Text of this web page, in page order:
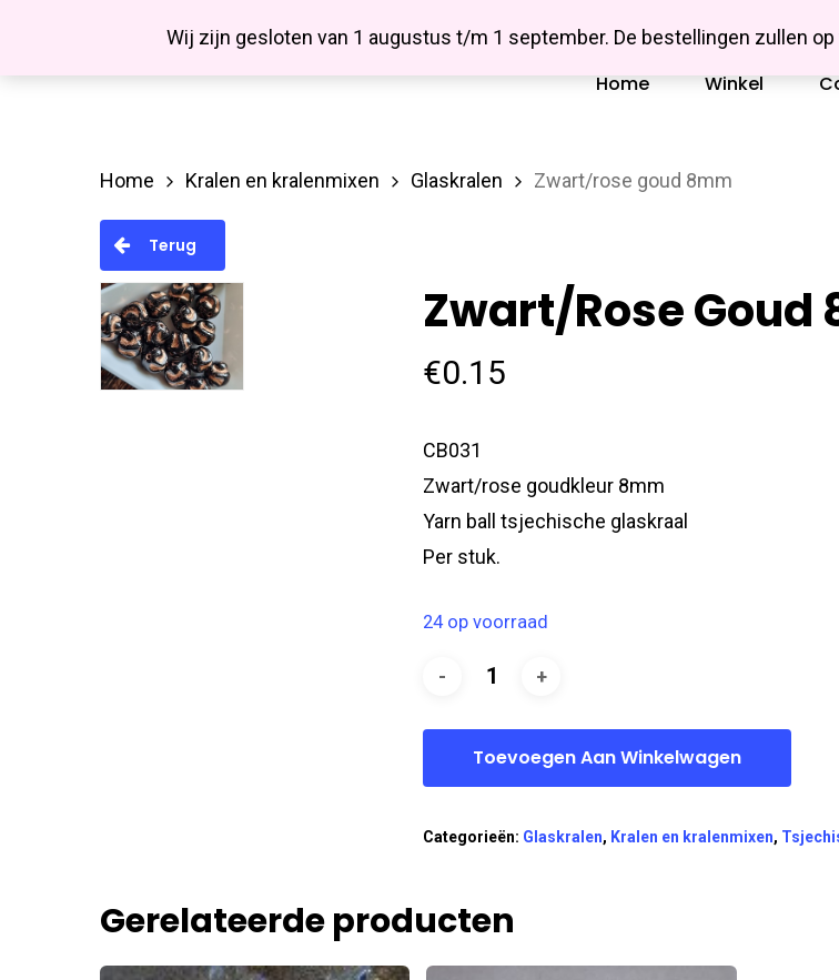
Wij zijn gesloten van 1 augustus t/m 1 september. De bestellingen zullen
Hit enter to search or ESC to close
Missbluesieraden
Facebook
Home Winkel
Home Kralen en kralenmixen Glaskralen Zwart/rose goud 8mm
Terug
Zwart/rose Goud
€0.15
CB031
Zwart/rose goudkleur 8mm
Yarn ball tsjechische glaskraal
Per stuk.
24 op voorraad
Toevoegen Aan Winkelwagen
Categorieën: Glaskralen, Kralen en kralenmixen,
Gerelateerde producten